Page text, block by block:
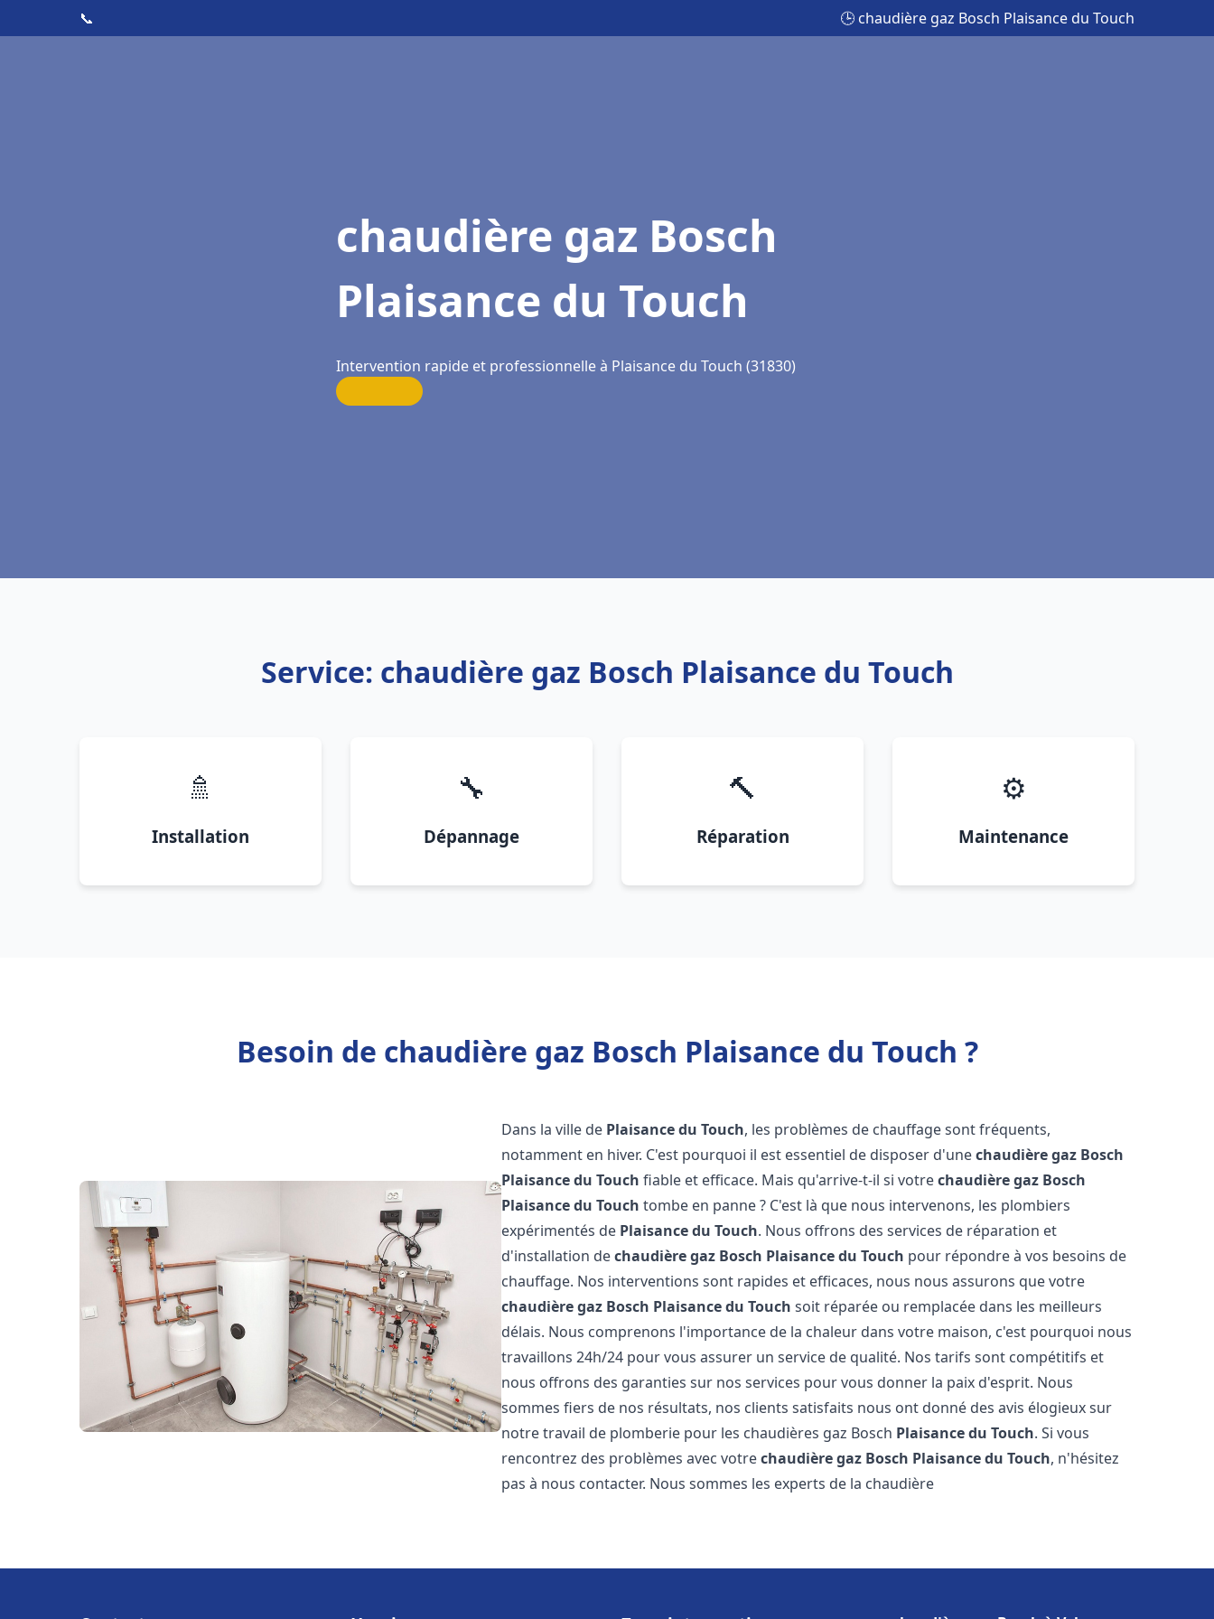
📞 🕒 chaudière gaz Bosch Plaisance du Touch
chaudière gaz Bosch
Plaisance du Touch
Intervention rapide et professionnelle à Plaisance du Touch (31830)
Service: chaudière gaz Bosch Plaisance du Touch
🚿
Installation
🔧
Dépannage
🔨
Réparation
⚙️
Maintenance
Besoin de chaudière gaz Bosch Plaisance du Touch ?
Dans la ville de Plaisance du Touch, les problèmes de chauffage sont fréquents,
notamment en hiver. C'est pourquoi il est essentiel de disposer d'unechaudière gaz Bosch
Plaisance du Touch fiable et efficace. Mais qu'arrive-t-il si votrechaudière gaz Bosch
Plaisance du Touch tombe en panne ? C'est là que nous intervenons, les plombiers
expérimentés de Plaisance du Touch. Nous offrons des services de réparation et
d'installation dechaudière gaz Bosch Plaisance du Touch pour répondre à vos besoins de
chauffage. Nos interventions sont rapides et efficaces, nous nous assurons que votre
chaudière gaz Bosch Plaisance du Touch soit réparée ou remplacée dans les meilleurs
délais. Nous comprenons l'importance de la chaleur dans votre maison, c'est pourquoi nous
travaillons 24h/24 pour vous assurer un service de qualité. Nos tarifs sont compétitifs et
nous offrons des garanties sur nos services pour vous donner la paix d'esprit. Nous
sommes fiers de nos résultats, nos clients satisfaits nous ont donné des avis élogieux sur
notre travail de plomberie pour les chaudières gaz Bosch Plaisance du Touch. Si vous
rencontrez des problèmes avec votrechaudière gaz Bosch Plaisance du Touch, n'hésitez
pas à nous contacter. Nous sommes les experts de la chaudière